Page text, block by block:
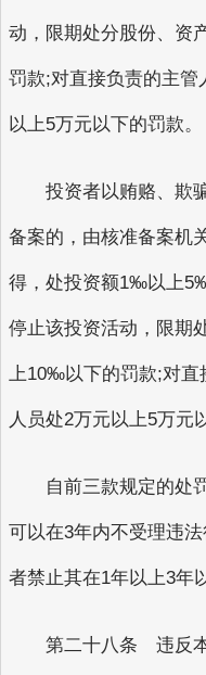
动，限期处分股份、
罚款;对直接负责的主管
以上5万元以下的罚款。
投资者以贿赂、欺骗
备案的，由核准备案机
得，处投资额1‰以上
停止该投资活动，限期
上10‰以下的罚款;对直
人员处2万元以上5万元
自前三款规定的处罚
可以在3年内不受理违
者禁止其在1年以上3年
第二十八条 违反本